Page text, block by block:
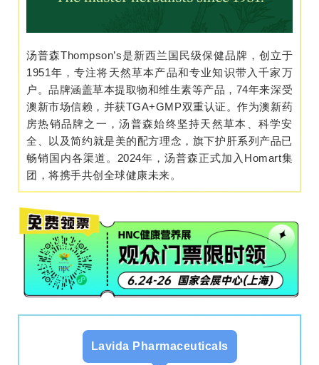
汤普森Thompson’s是新西兰国民级保健品牌，创立于
1951年，专注将天然草本产品和专业知识带入千家万
户。品牌涵盖草本提取物和维生素等产品，74年来深受
澳新市场信赖，并获TGA+GMP双重认证。作为澳新药
房热销品牌之一，汤普森始终坚持天然草本、科学安
全、以及简约就是美的配方理念，旗下护肝系列产品已
畅销国内各渠道。2024年，汤普森正式加入Homart集
团，将携手共创全球健康未来。
Lavida Pharmaceuticals